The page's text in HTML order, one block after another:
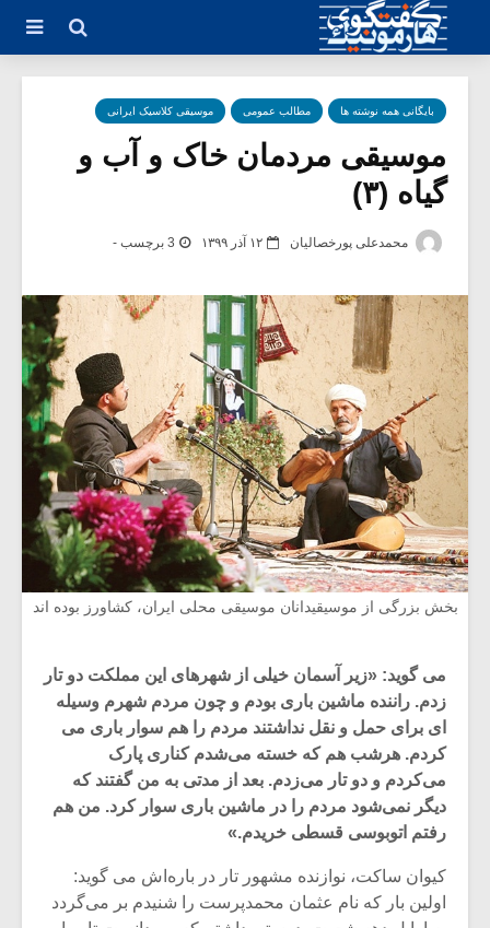
بایگانی همه نوشته ها مطالب عمومی موسیقی کلاسیک ایرانی
موسیقی مردمان خاک و آب و
گیاه (۳)
محمدعلی پورخصالیان ۱۲ آذر ۱۳۹۹ 3 برچسب -
بخش بزرگی از موسیقیدانان موسیقی محلی ایران، کشاورز بوده اند
می گوید: «زیر آسمان خیلی از شهرهای این مملکت دو تار
زدم. راننده ماشین باری بودم و چون مردم شهرم وسیله
ای برای حمل و نقل نداشتند مردم را هم سوار باری می
کردم. هرشب هم که خسته می‌شدم کناری پارک
می‌کردم و دو تار می‌زدم. بعد از مدتی به من گفتند که
دیگر نمی‌شود مردم را در ماشین باری سوار کرد. من هم
رفتم اتوبوسی قسطی خریدم.»
کیوان ساکت، نوازنده مشهور تار در باره‌اش می گوید:
اولین بار که نام عثمان محمدپرست را شنیدم بر می‌گردد